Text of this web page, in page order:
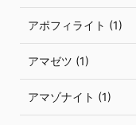
アポフィライト (1)
アマゼツ (1)
アマゾナイト (1)